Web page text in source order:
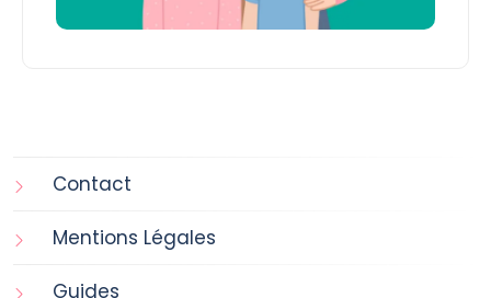
Contact
Mentions Légales
Guides